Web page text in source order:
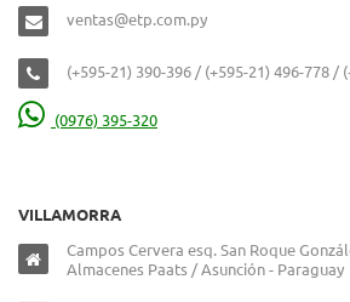
ventas@etp.com.py
(+595-21) 390-396 / (+595-21) 496-778 /
(0976) 395-320
VILLAMORRA
Campos Cervera esq. San Roque
Almacenes Paats / Asunción - Paraguay